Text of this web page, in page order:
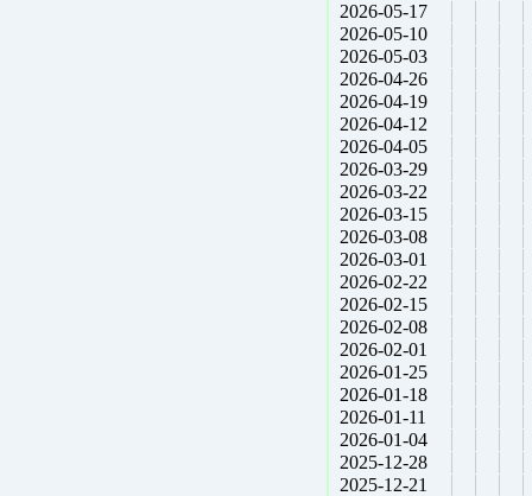
2026-05-17
2026-05-10
2026-05-03
2026-04-26
2026-04-19
2026-04-12
2026-04-05
2026-03-29
2026-03-22
2026-03-15
2026-03-08
2026-03-01
2026-02-22
2026-02-15
2026-02-08
2026-02-01
2026-01-25
2026-01-18
2026-01-11
2026-01-04
2025-12-28
2025-12-21